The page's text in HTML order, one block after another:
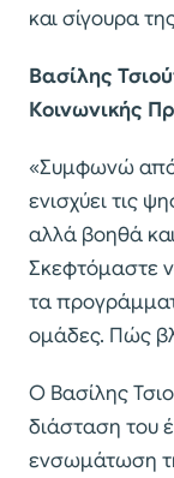
και σίγουρα
Βασίλης
Κοινωνικής
«Συμφωνώ
ενισχύει τις
αλλά βοηθά
Σκεφτόμαστε
τα
ομάδες. Πώς
Ο Βασίλης
διάσταση του
ενσωμάτωση